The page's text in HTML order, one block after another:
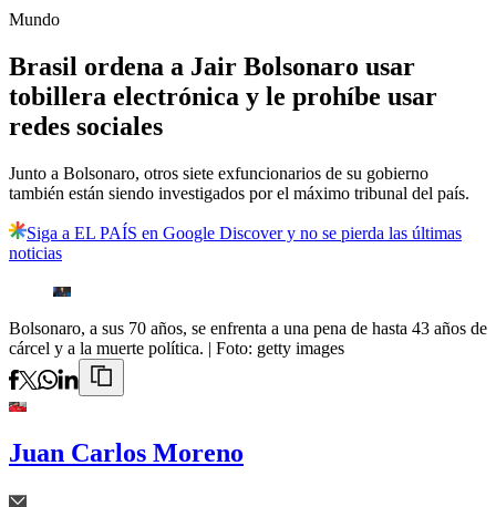
Mundo
Brasil ordena a Jair Bolsonaro usar
tobillera electrónica y le prohíbe usar
redes sociales
Junto a Bolsonaro, otros siete exfuncionarios de su gobierno
también están siendo investigados por el máximo tribunal del país.
Siga a EL PAÍS en Google Discover y no se pierda las últimas
noticias
Bolsonaro, a sus 70 años, se enfrenta a una pena de hasta 43 años de
cárcel y a la muerte política. | Foto: getty images
Juan Carlos Moreno